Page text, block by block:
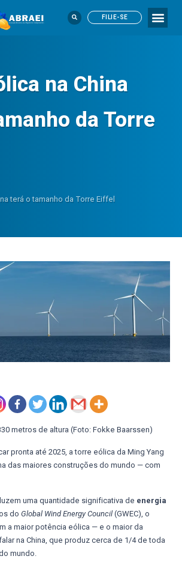
FILIE-SE
na China
da Torre
terá o tamanho da Torre Eiffel
metros de altura (Foto: Fokke Baarssen)
pronta até 2025, a torre eólica da Ming Yang
das maiores construções do mundo — com
uma quantidade significativa de energia
do Global Wind Energy Council (GWEC), o
a maior potência eólica — e o maior da
na China, que produz cerca de 1/4 de toda
mundo.